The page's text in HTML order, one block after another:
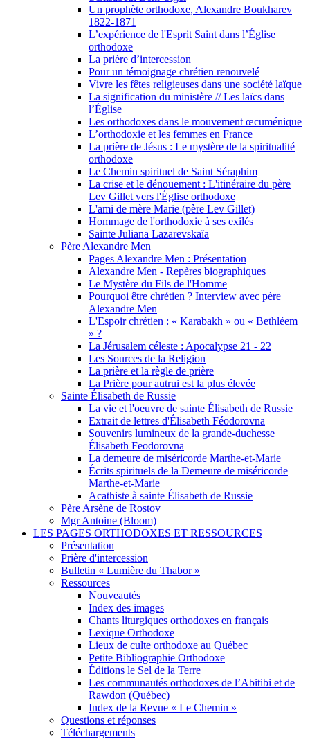
Un prophète orthodoxe, Alexandre Boukharev
1822-1871
L’expérience de l'Esprit Saint dans l’Église
orthodoxe
La prière d’intercession
Pour un témoignage chrétien renouvelé
Vivre les fêtes religieuses dans une société laïque
La signification du ministère // Les laïcs dans
l’Église
Les orthodoxes dans le mouvement œcuménique
L’orthodoxie et les femmes en France
La prière de Jésus : Le mystère de la spiritualité
orthodoxe
Le Chemin spirituel de Saint Séraphim
La crise et le dénouement : L'itinéraire du père
Lev Gillet vers l'Église orthodoxe
L'ami de mère Marie (père Lev Gillet)
Hommage de l'orthodoxie à ses exilés
Sainte Juliana Lazarevskaïa
Père Alexandre Men
Pages Alexandre Men : Présentation
Alexandre Men - Repères biographiques
Le Mystère du Fils de l'Homme
Pourquoi être chrétien ? Interview avec père
Alexandre Men
L'Espoir chrétien : « Karabakh » ou « Bethléem
» ?
La Jérusalem céleste : Apocalypse 21 - 22
Les Sources de la Religion
La prière et la règle de prière
La Prière pour autrui est la plus élevée
Sainte Élisabeth de Russie
La vie et l'oeuvre de sainte Élisabeth de Russie
Extrait de lettres d'Élisabeth Féodorovna
Souvenirs lumineux de la grande-duchesse
Élisabeth Feodorovna
La demeure de miséricorde Marthe-et-Marie
Écrits spirituels de la Demeure de miséricorde
Marthe-et-Marie
Acathiste à sainte Élisabeth de Russie
Père Arsène de Rostov
Mgr Antoine (Bloom)
LES PAGES ORTHODOXES ET RESSOURCES
Présentation
Prière d'intercession
Bulletin « Lumière du Thabor »
Ressources
Nouveautés
Index des images
Chants liturgiques orthodoxes en français
Lexique Orthodoxe
Lieux de culte orthodoxe au Québec
Petite Bibliographie Orthodoxe
Éditions le Sel de la Terre
Les communautés orthodoxes de l’Abitibi et de
Rawdon (Québec)
Index de la Revue « Le Chemin »
Questions et réponses
Téléchargements